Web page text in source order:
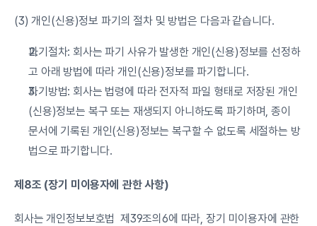
(3) 개인(신용)정보 파기의 절차 및 방법은 다음과 같습니다.
파기절차: 회사는 파기 사유가 발생한 개인(신용)정보를 선정하
고 아래 방법에 따라 개인(신용)정보를 파기합니다.
파기방법: 회사는 법령에 따라 전자적 파일 형태로 저장된 개인
(신용)정보는 복구 또는 재생되지 아니하도록 파기하며, 종이
문서에 기록된 개인(신용)정보는 복구할 수 없도록 세절하는 방
법으로 파기합니다.
제8조 (장기 미이용자에 관한 사항)
회사는 개인정보보호법  제39조의6에 따라, 장기 미이용자에 관한